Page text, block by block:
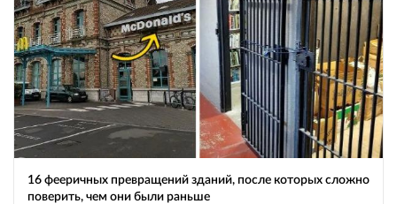
16 фееричных превращений зданий, после которых сложно
поверить, чем они были раньше